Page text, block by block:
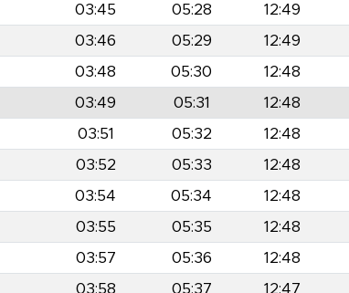
03:45 05:28 12:49
03:46 05:29 12:49
03:48 05:30 12:48
03:49 05:31 12:48
03:51 05:32 12:48
03:52 05:33 12:48
03:54 05:34 12:48
03:55 05:35 12:48
03:57 05:36 12:48
03:58 05:37 12:47